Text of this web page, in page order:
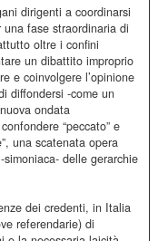
dirigenti a coordinarsi
fase straordinaria di
oltre i confini
un dibattito improprio
e coinvolgere l’opinione
diffondersi -come un
ondata
“peccato” e
una scatenata opera
delle gerarchie
dei credenti, in Italia
referendarie) di